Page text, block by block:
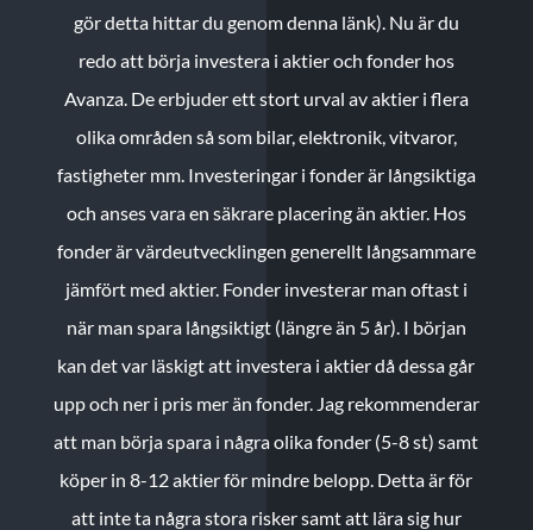
gör detta hittar du genom denna länk). Nu är du
redo att börja investera i aktier och fonder hos
Avanza. De erbjuder ett stort urval av aktier i flera
olika områden så som bilar, elektronik, vitvaror,
fastigheter mm. Investeringar i fonder är långsiktiga
och anses vara en säkrare placering än aktier. Hos
fonder är värdeutvecklingen generellt långsammare
jämfört med aktier. Fonder investerar man oftast i
när man spara långsiktigt (längre än 5 år). I början
kan det var läskigt att investera i aktier då dessa går
upp och ner i pris mer än fonder. Jag rekommenderar
att man börja spara i några olika fonder (5-8 st) samt
köper in 8-12 aktier för mindre belopp. Detta är för
att inte ta några stora risker samt att lära sig hur